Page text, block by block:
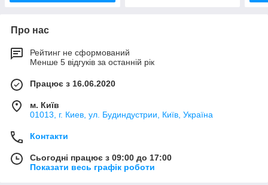
Про нас
Рейтинг не сформований
Менше 5 відгуків за останній рік
Працює з 16.06.2020
м. Київ
01013, г. Киев, ул. Будиндустрии, Київ, Україна
Контакти
Сьогодні працює з 09:00 до 17:00
Показати весь графік роботи